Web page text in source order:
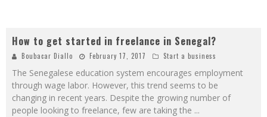
How to get started in freelance in Senegal?
Boubacar Diallo February 17, 2017 Start a business
The Senegalese education system encourages employment
through wage labor. However, this trend seems to be
changing in recent years. Despite the growing number of
people looking to freelance, few are taking the ...